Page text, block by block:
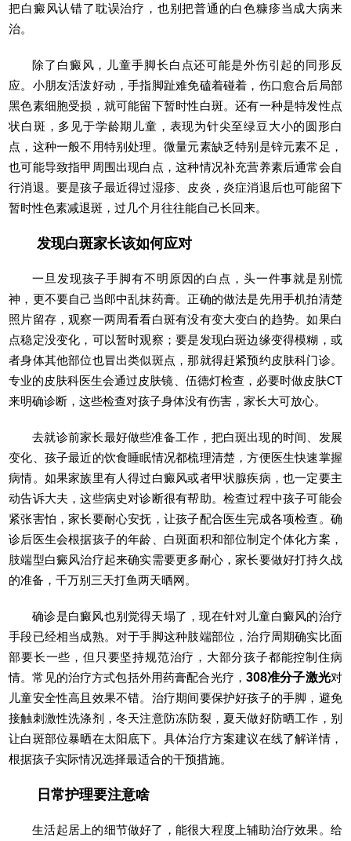
把白癜风认错了耽误治疗，也别把普通的白色糠疹当成大病来
治。
除了白癜风，儿童手脚长白点还可能是外伤引起的同形反
应。小朋友活泼好动，手指脚趾难免磕着碰着，伤口愈合后局部
黑色素细胞受损，就可能留下暂时性白斑。还有一种是特发性点
状白斑，多见于学龄期儿童，表现为针尖至绿豆大小的圆形白
点，这种一般不用特别处理。微量元素缺乏特别是锌元素不足，
也可能导致指甲周围出现白点，这种情况补充营养素后通常会自
行消退。要是孩子最近得过湿疹、皮炎，炎症消退后也可能留下
暂时性色素减退斑，过几个月往往能自己长回来。
发现白斑家长该如何应对
一旦发现孩子手脚有不明原因的白点，头一件事就是别慌
神，更不要自己当郎中乱抹药膏。正确的做法是先用手机拍清楚
照片留存，观察一两周看看白斑有没有变大变白的趋势。如果白
点稳定没变化，可以暂时观察；要是发现白斑边缘变得模糊，或
者身体其他部位也冒出类似斑点，那就得赶紧预约皮肤科门诊。
专业的皮肤科医生会通过皮肤镜、伍德灯检查，必要时做皮肤CT
来明确诊断，这些检查对孩子身体没有伤害，家长大可放心。
去就诊前家长最好做些准备工作，把白斑出现的时间、发展
变化、孩子最近的饮食睡眠情况都梳理清楚，方便医生快速掌握
病情。如果家族里有人得过白癜风或者甲状腺疾病，也一定要主
动告诉大夫，这些病史对诊断很有帮助。检查过程中孩子可能会
紧张害怕，家长要耐心安抚，让孩子配合医生完成各项检查。确
诊后医生会根据孩子的年龄、白斑面积和部位制定个体化方案，
肢端型白癜风治疗起来确实需要更多耐心，家长要做好打持久战
的准备，千万别三天打鱼两天晒网。
确诊是白癜风也别觉得天塌了，现在针对儿童白癜风的治疗
手段已经相当成熟。对于手脚这种肢端部位，治疗周期确实比面
部要长一些，但只要坚持规范治疗，大部分孩子都能控制住病
情。常见的治疗方式包括外用药膏配合光疗， 308准分子激光对
儿童安全性高且效果不错。治疗期间要保护好孩子的手脚，避免
接触刺激性洗涤剂，冬天注意防冻防裂，夏天做好防晒工作，别
让白斑部位暴晒在太阳底下。具体治疗方案建议在线了解详情，
根据孩子实际情况选择最适合的干预措施。
日常护理要注意啥
生活起居上的细节做好了，能很大程度上辅助治疗效果。给